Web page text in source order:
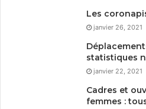
Les
janvier 26, 2021
statistiques
janvier 22, 2021
Cadres et
femmes :